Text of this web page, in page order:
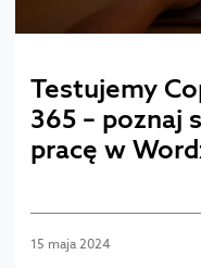
Testujemy
365 – poznaj
pracę w
15 maja 2024